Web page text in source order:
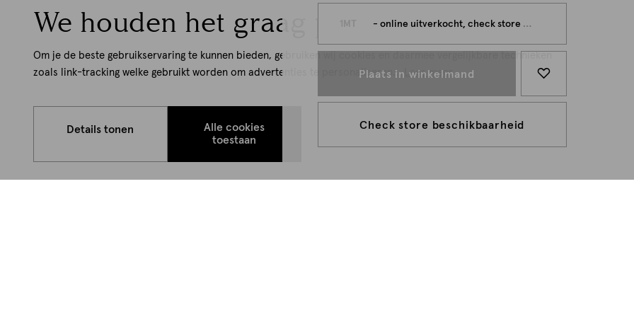
We houden het graag persoonlijk
Om je de beste gebruikservaring te kunnen bieden, gebruiken wij cookies en daarmee vergelijkbare technieken
zoals link-tracking welke gebruikt worden om advertenties te personaliseren... Lees meer
Details tonen
Alle cookies
toestaan
- online uitverkocht, check store beschikbaarheid
Plaats in winkelmand
Check store beschikbaarheid